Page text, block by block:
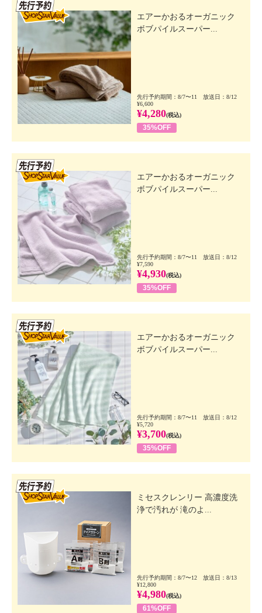
エアーかおるオーガニック
ボブパイルスーパー...
先行予約期間：8/7〜11 放送日：8/12
¥6,600
¥4,280(税込)
35%OFF
エアーかおるオーガニック
ボブパイルスーパー...
先行予約期間：8/7〜11 放送日：8/12
¥7,590
¥4,930(税込)
35%OFF
エアーかおるオーガニック
ボブパイルスーパー...
先行予約期間：8/7〜11 放送日：8/12
¥5,720
¥3,700(税込)
35%OFF
ミセスクレンリー 高濃度洗
浄で汚れが 滝のよ...
先行予約期間：8/7〜12 放送日：8/13
¥12,800
¥4,980(税込)
61%OFF